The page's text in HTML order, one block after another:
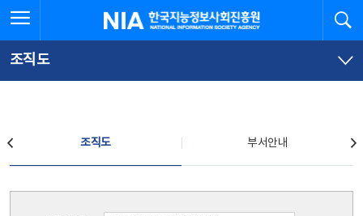
문
로
가
체
뉴
바
가
한국지능정보사회진흥원
조직도
조직도 부서안내